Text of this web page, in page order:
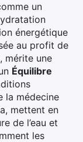
un
énergétique
au profit de
mérite une
Équilibre
la médecine
mettent en
de l’eau et
les